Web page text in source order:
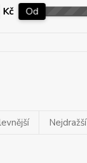
Kč Od
Nejdražší